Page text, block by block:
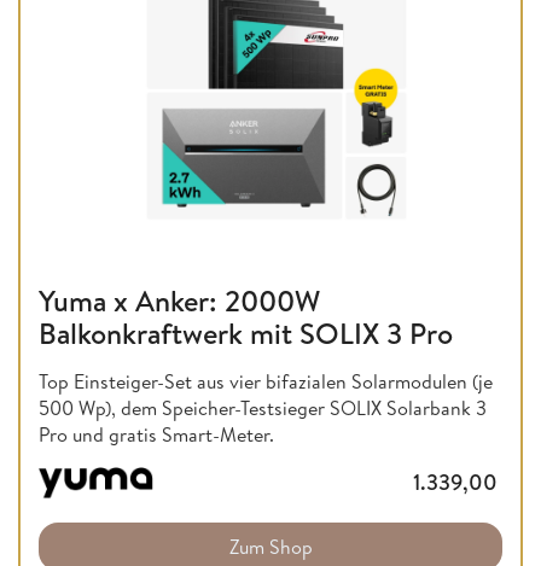
Yuma x Anker: 2000W
Balkonkraftwerk mit SOLIX 3 Pro
Top Einsteiger-Set aus vier bifazialen Solarmodulen (je
500 Wp), dem Speicher-Testsieger SOLIX Solarbank 3
Pro und gratis Smart-Meter.
1.339,00
Zum Shop